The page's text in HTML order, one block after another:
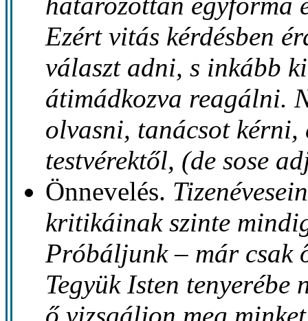
Ezért vitás kérdésben
választ adni, s inkább
átimádkozva reagálni.
olvasni, tanácsot kérni,
testvérektől, (de sose
Önnevelés.
kritikáinak szinte
Próbáljunk – már csak
Tegyük Isten tenyerébe
ő vizsgáljon meg